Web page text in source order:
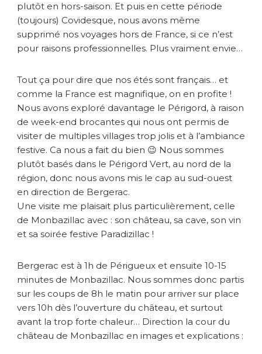
e
a
u
d
o
n
b
a
z
i
a
plutôt en hors-saison. Et puis en cette période
(toujours) Covidesque, nous avons même
supprimé nos voyages hors de France, si ce n’est
pour raisons professionnelles. Plus vraiment envie…
Tout ça pour dire que nos étés sont français… et
comme la France est magnifique, on en profite !
Nous avons exploré davantage le Périgord, à raison
de week-end brocantes qui nous ont permis de
visiter de multiples villages trop jolis et à l’ambiance
festive. Ca nous a fait du bien 😉 Nous sommes
plutôt basés dans le Périgord Vert, au nord de la
région, donc nous avons mis le cap au sud-ouest
en direction de Bergerac.
Une visite me plaisait plus particulièrement, celle
de Monbazillac avec : son château, sa cave, son vin
et sa soirée festive Paradizillac !
Bergerac est à 1h de Périgueux et ensuite 10-15
minutes de Monbazillac. Nous sommes donc partis
sur les coups de 8h le matin pour arriver sur place
vers 10h dès l’ouverture du château, et surtout
avant la trop forte chaleur… Direction la cour du
château de Monbazillac en images et explications :